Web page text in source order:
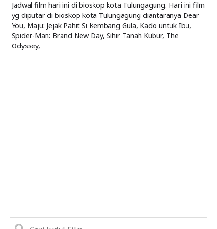
Jadwal film hari ini di bioskop kota Tulungagung. Hari ini film
yg diputar di bioskop kota Tulungagung diantaranya Dear
You, Maju: Jejak Pahit Si Kembang Gula, Kado untuk Ibu,
Spider-Man: Brand New Day, Sihir Tanah Kubur, The
Odyssey,